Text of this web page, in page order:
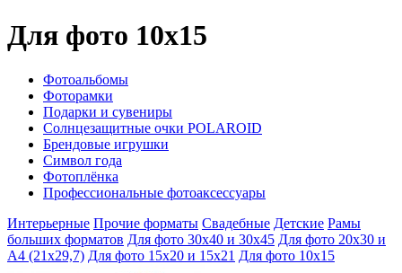
Для фото 10х15
Фотоальбомы
Фоторамки
Подарки и сувениры
Солнцезащитные очки POLAROID
Брендовые игрушки
Символ года
Фотоплёнка
Профессиональные фотоаксессуары
Интерьерные Прочие форматы Свадебные Детские Рамы
больших форматов Для фото 30х40 и 30х45 Для фото 20х30 и
А4 (21х29,7) Для фото 15х20 и 15х21 Для фото 10х15